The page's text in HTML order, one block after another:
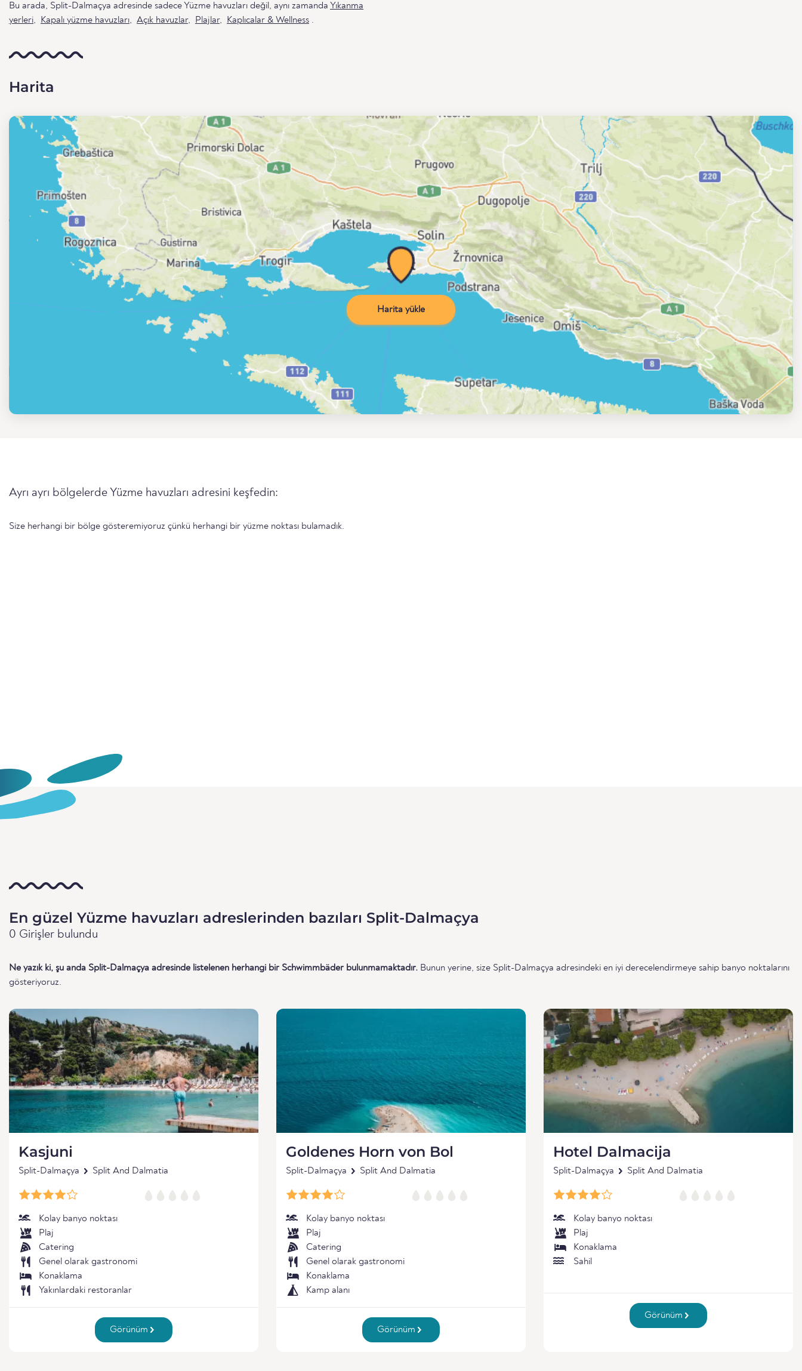
Bu arada, Split-Dalmaçya adresinde sadece Yüzme havuzları değil, aynı zamanda Yıkanma
yerleri, Kapalı yüzme havuzları, Açık havuzlar, Plajlar, Kaplıcalar & Wellness .
Harita
Harita yükle
Ayrı ayrı bölgelerde Yüzme havuzları adresini keşfedin:
Size herhangi bir bölge gösteremiyoruz çünkü herhangi bir yüzme noktası bulamadık.
En güzel Yüzme havuzları adreslerinden bazıları Split-Dalmaçya
0 Girişler bulundu
Ne yazık ki, şu anda Split-Dalmaçya adresinde listelenen herhangi bir Schwimmbäder bulunmamaktadır. Bunun yerine, size Split-Dalmaçya adresindeki en iyi derecelendirmeye sahip banyo noktalarını
gösteriyoruz.
Kasjuni
Split-Dalmaçya Split And Dalmatia
Kolay banyo noktası
Plaj
Catering
Genel olarak gastronomi
Konaklama
Yakınlardaki restoranlar
Görünüm
Goldenes Horn von Bol
Split-Dalmaçya Split And Dalmatia
Kolay banyo noktası
Plaj
Catering
Genel olarak gastronomi
Konaklama
Kamp alanı
Görünüm
Hotel Dalmacija
Split-Dalmaçya Split And Dalmatia
Kolay banyo noktası
Plaj
Konaklama
Sahil
Görünüm